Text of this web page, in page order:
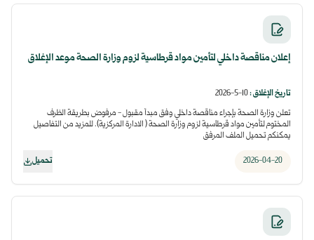
إعلان مناقصة داخلي لتأمين مواد قرطاسية لزوم وزارة الصحة موعد الإغلاق
تاريخ الإغلاق:
10-5-2026
تعلن وزارة الصحة بإجراء مناقصة داخلي وفق مبدأ مقبول - مرفوض بطريقة الظرف
المختوم لتأمين مواد قرطاسية لزوم وزارة الصحة ( الادارة المركزية). للمزيد من التفاصيل
يمكنكم تحميل الملف المرفق
2026-04-20 تحميل